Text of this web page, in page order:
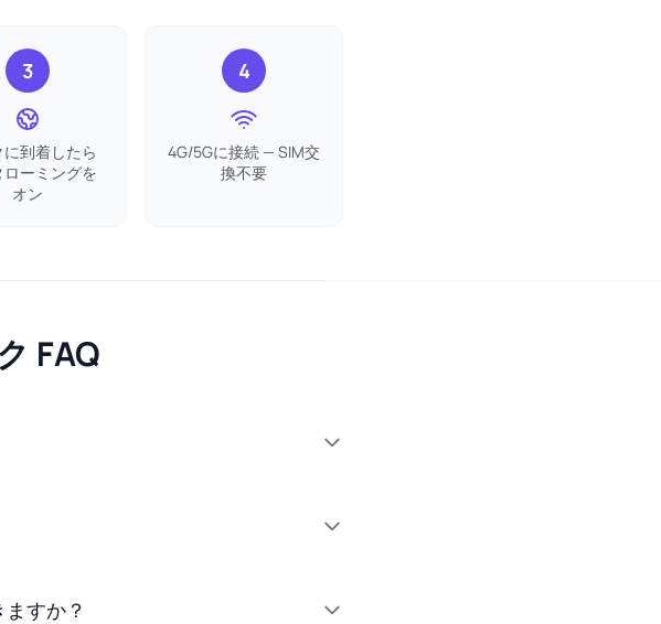
3
に到着したら
ーミングを
オン
4
4G/5Gに接続 — SIM交
換不要
FAQ
すか？